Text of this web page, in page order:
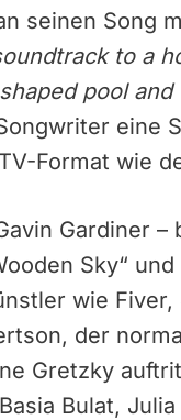
seinen Song
to a
pool
eine
Format wie
Gardiner
Sky“
wie
der
Gretzky
Bulat,